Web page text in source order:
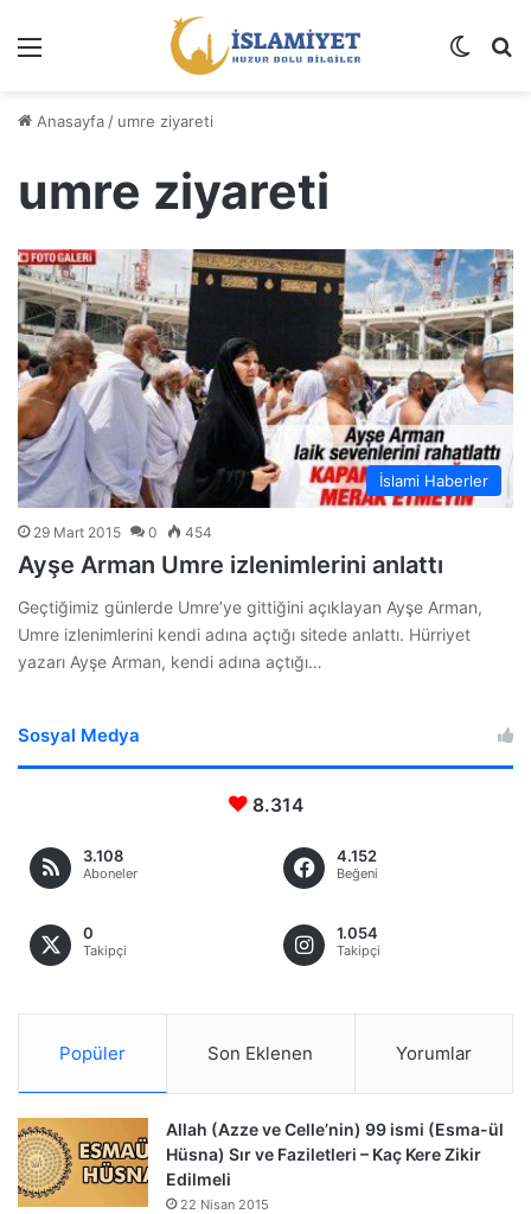
Dış
Anasayfa / umre ziyareti
umre ziyareti
İslami Haberler
29 Mart 2015 0 454
Ayşe Arman Umre izlenimlerini anlattı
Geçtiğimiz günlerde Umre’ye gittiğini açıklayan Ayşe Arman,
Umre izlenimlerini kendi adına açtığı sitede anlattı. Hürriyet
yazarı Ayşe Arman, kendi adına açtığı…
Sosyal Medya
8.314
3.108
Aboneler
4.152
Beğeni
0
Takipçi
1.054
Takipçi
Popüler Son Eklenen Yorumlar
Allah (Azze ve Celle’nin) 99 ismi (Esma-ül
Hüsna) Sır ve Faziletleri – Kaç Kere Zikir
Edilmeli
22 Nisan 2015